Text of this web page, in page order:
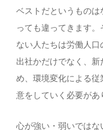
ベストだというものは
っても違ってきます
ない人たちは労働人口
出社かだけでなく、
め、環境変化による
意をしていく必要があ
心が強い・弱いでは